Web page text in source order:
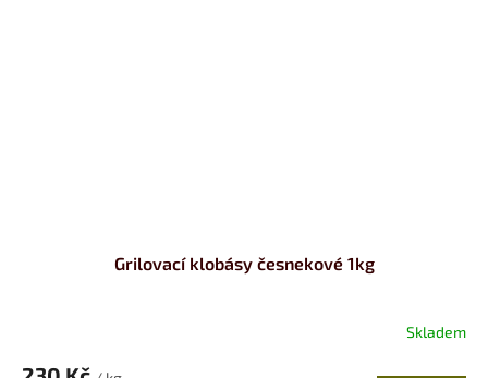
Grilovací klobásy česnekové 1kg
Skladem